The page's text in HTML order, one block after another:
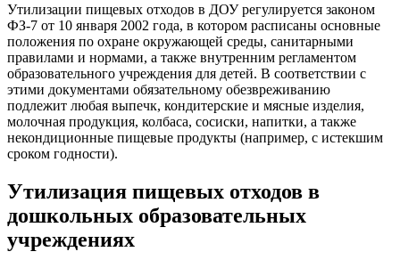
Утилизации пищевых отходов в ДОУ регулируется законом
ФЗ-7 от 10 января 2002 года, в котором расписаны основные
положения по охране окружающей среды, санитарными
правилами и нормами, а также внутренним регламентом
образовательного учреждения для детей. В соответствии с
этими документами обязательному обезвреживанию
подлежит любая выпечк, кондитерские и мясные изделия,
молочная продукция, колбаса, сосиски, напитки, а также
некондиционные пищевые продукты (например, с истекшим
сроком годности).
Утилизация пищевых отходов в
дошкольных образовательных
учреждениях